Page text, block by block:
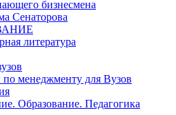
бизнесмена
Сенаторова
литература
по менеджменту для Вузов
Образование. Педагогика